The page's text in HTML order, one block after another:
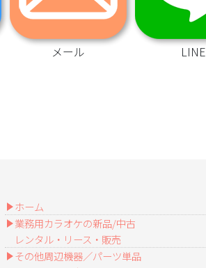
メール LINE
ホーム
業務用カラオケの新品/中古
レンタル・リース・販売
その他周辺機器／パーツ単品